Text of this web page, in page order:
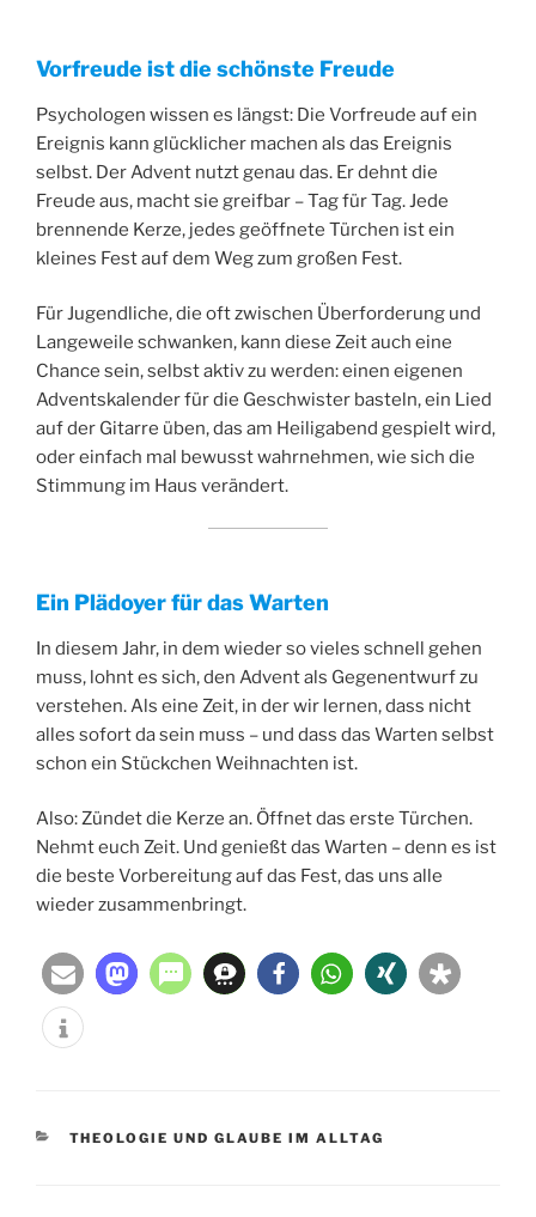
Vorfreude ist die schönste Freude
Psychologen wissen es längst: Die Vorfreude auf ein
Ereignis kann glücklicher machen als das Ereignis
selbst. Der Advent nutzt genau das. Er dehnt die
Freude aus, macht sie greifbar – Tag für Tag. Jede
brennende Kerze, jedes geöffnete Türchen ist ein
kleines Fest auf dem Weg zum großen Fest.
Für Jugendliche, die oft zwischen Überforderung und
Langeweile schwanken, kann diese Zeit auch eine
Chance sein, selbst aktiv zu werden: einen eigenen
Adventskalender für die Geschwister basteln, ein Lied
auf der Gitarre üben, das am Heiligabend gespielt wird,
oder einfach mal bewusst wahrnehmen, wie sich die
Stimmung im Haus verändert.
Ein Plädoyer für das Warten
In diesem Jahr, in dem wieder so vieles schnell gehen
muss, lohnt es sich, den Advent als Gegenentwurf zu
verstehen. Als eine Zeit, in der wir lernen, dass nicht
alles sofort da sein muss – und dass das Warten selbst
schon ein Stückchen Weihnachten ist.
Also: Zündet die Kerze an. Öffnet das erste Türchen.
Nehmt euch Zeit. Und genießt das Warten – denn es ist
die beste Vorbereitung auf das Fest, das uns alle
wieder zusammenbringt.
KATEGORIEN
THEOLOGIE UND GLAUBE IM ALLTAG